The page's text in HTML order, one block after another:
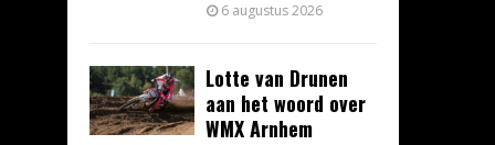
6 augustus 2026
Lotte van Drunen
aan het woord over
WMX Arnhem